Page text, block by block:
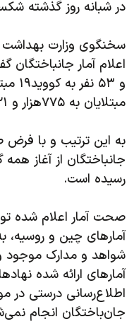
چهل سال گروگان‌گیری
اعتراضات مردمی آبان ۹۸
اسرائیل در جنگ
نرگس محمدی برنده
صفحه‌های ویژه
سفر پرزیدنت ترامپ به
در شبانه روز گذشته
و
مبتلایان به ۷۷۵هزار و ۱۲۱ نفر رسید.
به این ترتیب و با
رسیده است.
صحت آمار اعلام شده
آمارهای چین و روسیه،
شواهد و مدارک موجود
آمارهای ارائه شده
اطلاع‌رسانی درستی در
جان‌باختگان انجام